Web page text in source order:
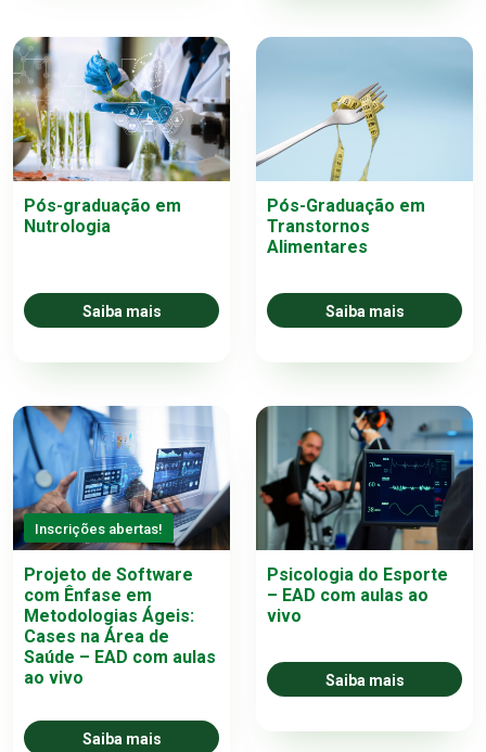
Pós-graduação em
Nutrologia
Saiba mais
Pós-Graduação em
Transtornos
Alimentares
Saiba mais
Inscrições abertas!
Projeto de Software
com Ênfase em
Metodologias Ágeis:
Cases na Área de
Saúde – EAD com aulas
ao vivo
Saiba mais
Psicologia do Esporte
– EAD com aulas ao
vivo
Saiba mais